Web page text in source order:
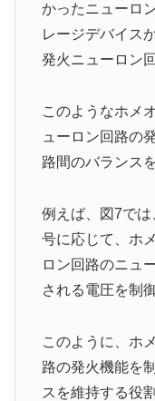
かったニューロ
レージデバイス
発火ニューロン
このようなホメ
ューロン回路の
路間のバランス
例えば、図7で
号に応じて、ホ
ロン回路のニュ
される電圧を制
このように、ホ
路の発火機能を
スを維持する役